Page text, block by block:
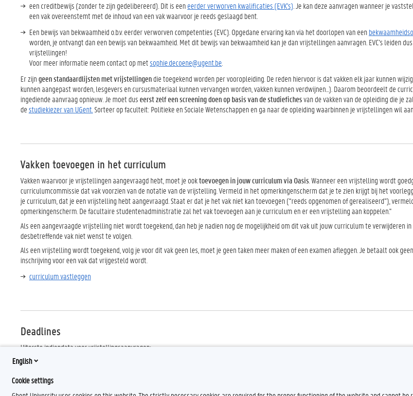
een creditbewijs (zonder te zijn gedelibereerd). Dit is een eerder verworven kwalificaties (EVK's) . Je kan deze aanvragen wanneer je
een vak overeenstemt met de inhoud van een vak waarvoor je reeds geslaagd bent.
Een bewijs van bekwaamheid o.b.v. eerder verworven competenties (EVC). Opgedane ervaring kan via het doorlopen van een
worden, je ontvangt dan een bewijs van bekwaamheid. Met dit bewijs van bekwaamheid kan je dan vrijstellingen aanvragen. EVC's leiden
vrijstellingen!
Voor meer informatie neem contact op metsophie.decoene@ugent.be
Er zijngeen standaardlijsten met vrijstellingendie toegekend worden per vooropleiding. De reden hiervoor is dat vakken elk jaar kunnen
kunnen aangepast worden, lesgevers en cursusmateriaal kunnen vervangen worden, vakken kunnen verdwijnen...). Daarom beoordeelt de
ingediende aanvraag opnieuw. Je moet duseerst zelf een screening doen op basis van de studiefichesvan de vakken van de opleiding die je
destudiekiezer van UGent. Sorteer op faculteit: Politieke en Sociale Wetenschappen en ga naar de opleiding waarbinnen je vrijstellingen wil
Vakken toevoegen in het curriculum
Vakken waarvoor je vrijstellingen aangevraagd hebt, moet je ooktoevoegen in jouw curriculum via Oasis . Wanneer een vrijstelling wordt
curriculumcommissie dat vak voorzien van de notatie van de vrijstelling. Vermeld in het opmerkingenscherm dat je te zien krijgt bij het
je curriculum, dat je een vrijstelling hebt aangevraagd. Staat er dat je het vak niet kan toevoegen (“reeds opgenomen of gerealiseerd”),
opmerkingenscherm. De facultaire studentenadministratie zal het vak toevoegen aan je curriculum en er een vrijstelling aan koppelen.”
Als een aangevraagde vrijstelling niet wordt toegekend, dan heb je nadien nog de mogelijkheid om dit vak uit jouw curriculum te verwijderen
desbetreffende vak niet wenst te volgen.
Als een vrijstelling wordt toegekend, volg je voor dit vak geen les, moet je geen taken meer maken of een examen afleggen. Je betaalt ook
inschrijving voor een vak dat vrijgesteld wordt.
curriculum vastleggen
Deadlines
Uiterste indiendata voor vrijstellingsaanvragen:
- voor vakken van het eerste semester:
- voor vakken van het tweede semester en voor jaarvakken:
English
Cookie settings